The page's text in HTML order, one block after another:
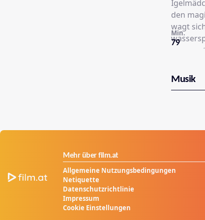
den
wagt
zum
Ohren
79
Min.
Musik
Mehr über film.at
Allgemeine Nutzungsbedingungen
Netiquette
Datenschutzrichtlinie
Impressum
Cookie Einstellungen